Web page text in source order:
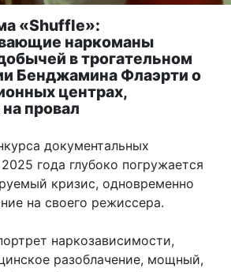
«Shuffle»:
наркоманы
в трогательном
Бенджамина Флаэрти о
центрах,
провал
документальных
года глубоко погружается
кризис, одновременно
на своего режиссера.
наркозависимости,
разоблачение, мощный,